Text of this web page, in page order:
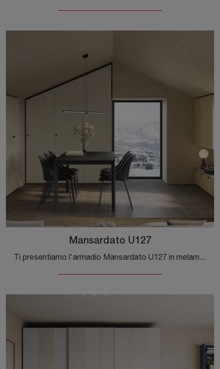
Mansardato U127
Ti presentiamo l'armadio Mansardato U127 in melaminico di Colombini Casa! Una ricca gamma di armadi per mansarde con ante battenti.